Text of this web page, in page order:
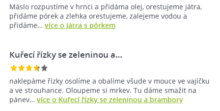
Máslo rozpustíme v hrnci a přidáma olej, orestujeme játra,
přidáme pórek a zlehka orestujeme, zalejeme vodou a
přidáme… více o Játra s pórkem
Kuřecí řízky se zeleninou a…
naklepáme řízky osolíme a obalíme všude v mouce ve vajíčku
a ve strouhance. Oloupeme si mrkev. Tu dáme smažit na
pánev… více o Kuřecí řízky se zeleninou a brambory